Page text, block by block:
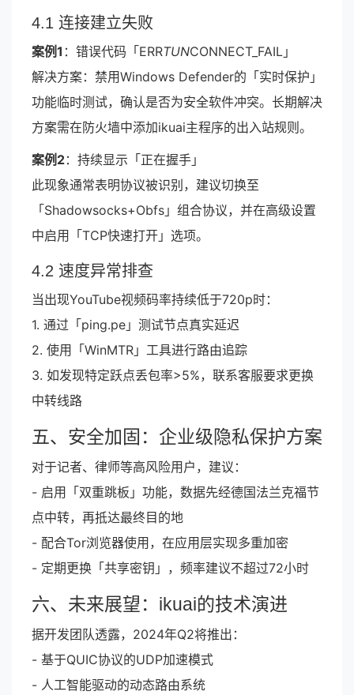
4.1 连接建立失败
案例1 ：错误代码「ERRTUNCONNECT_FAIL」
解决方案：禁用Windows Defender的「实时保护」
功能临时测试，确认是否为安全软件冲突。长期解决
方案需在防火墙中添加ikuai主程序的出入站规则。
案例2：持续显示「正在握手」
此现象通常表明协议被识别，建议切换至
「Shadowsocks+Obfs」组合协议，并在高级设置
中启用「TCP快速打开」选项。
4.2 速度异常排查
当出现YouTube视频码率持续低于720p时：
1. 通过「ping.pe」测试节点真实延迟
2. 使用「WinMTR」工具进行路由追踪
3. 如发现特定跃点丢包率>5%，联系客服要求更换
中转线路
五、安全加固：企业级隐私保护方案
对于记者、律师等高风险用户，建议：
- 启用「双重跳板」功能，数据先经德国法兰克福节
点中转，再抵达最终目的地
- 配合Tor浏览器使用，在应用层实现多重加密
- 定期更换「共享密钥」，频率建议不超过72小时
六、未来展望：ikuai的技术演进
据开发团队透露，2024年Q2将推出：
- 基于QUIC协议的UDP加速模式
- 人工智能驱动的动态路由系统